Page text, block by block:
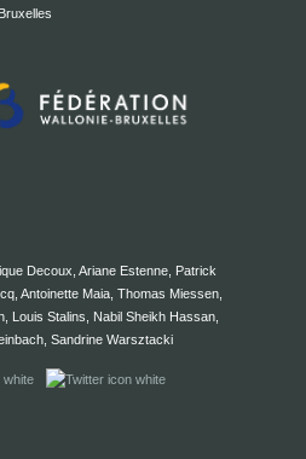
Decoux, Ariane Estenne, Patrick
Antoinette Maia, Thomas Miessen,
Louis Stalins, Nabil Sheikh Hassan,
Sandrine Warsztacki